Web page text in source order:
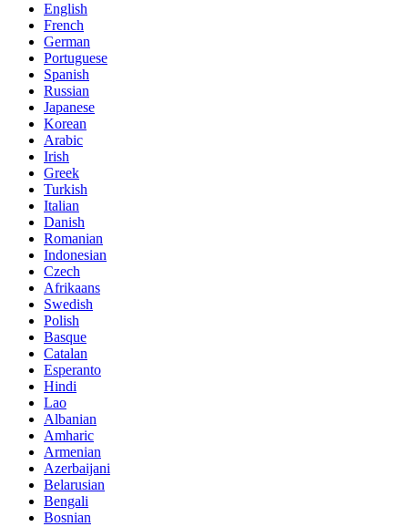
English
French
German
Portuguese
Spanish
Russian
Japanese
Korean
Arabic
Irish
Greek
Turkish
Italian
Danish
Romanian
Indonesian
Czech
Afrikaans
Swedish
Polish
Basque
Catalan
Esperanto
Hindi
Lao
Albanian
Amharic
Armenian
Azerbaijani
Belarusian
Bengali
Bosnian